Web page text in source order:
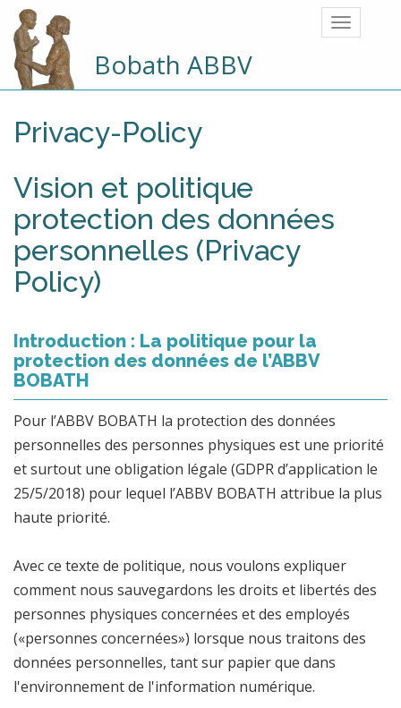
Bobath ABBV
Privacy-Policy
Vision et politique
protection des données
personnelles (Privacy
Policy)
Introduction : La politique pour la
protection des données de l’ABBV
BOBATH
Pour l’ABBV BOBATH la protection des données
personnelles des personnes physiques est une priorité
et surtout une obligation légale (GDPR d’application le
25/5/2018) pour lequel l’ABBV BOBATH attribue la plus
haute priorité.
Avec ce texte de politique, nous voulons expliquer
comment nous sauvegardons les droits et libertés des
personnes physiques concernées et des employés
(«personnes concernées») lorsque nous traitons des
données personnelles, tant sur papier que dans
l'environnement de l'information numérique.